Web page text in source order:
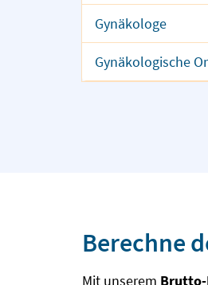
Gynäkologe
Gynäkologische
Berechne
Mit unserem